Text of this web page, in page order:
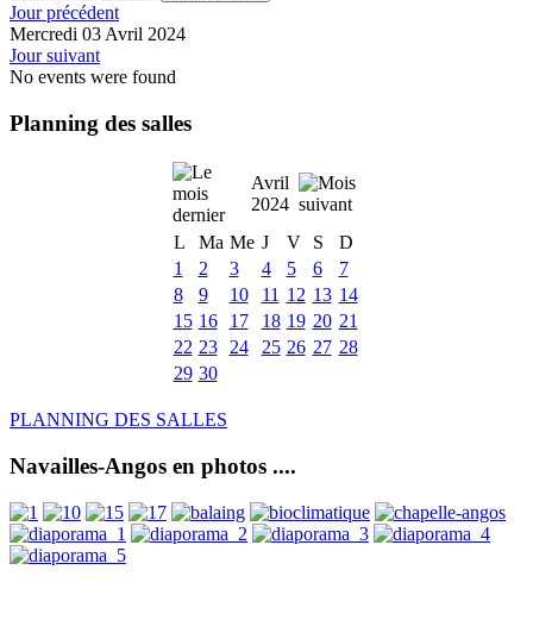
Jour précédent
Mercredi 03 Avril 2024
Jour suivant
No events were found
Planning des salles
Avril
2024
L
Ma Me J V S
D
1
2 3 4 5 6
7
8
9 10 11 12 13 14
15 16 17 18 19 20 21
22 23 24 25 26 27 28
29 30
PLANNING DES SALLES
Navailles-Angos en photos ....